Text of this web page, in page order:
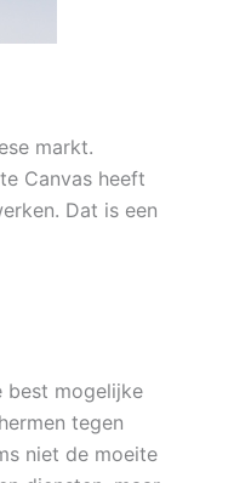
markt.
Canvas heeft
Dat is een
best mogelijke
tegen
niet de moeite